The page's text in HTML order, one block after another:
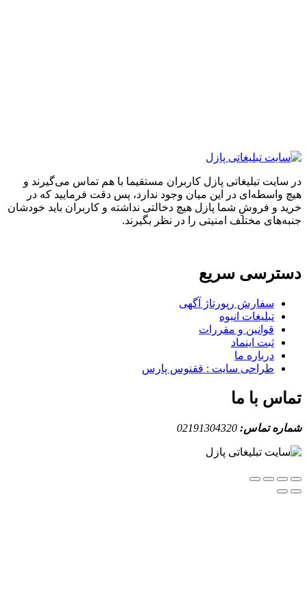
تبلیغاتی پازل کاربران مستقیما با هم تماس می‌گیرند و
در این میان وجود ندارد، پس دقت فرمایید که در
و فروشِ شما پازل هیچ دخالتی نداشته و کاربران باید خودشان
مختلف امنیتی را در نظر بگیرند.
سریع
سفارش رپورتاژ آگهی
تبلیغات انبوه
قوانین و مقررات
ثبت اینماد
درباره ما
طراحی سایت : ققنوس پارس
با ما
تماس:02191304320